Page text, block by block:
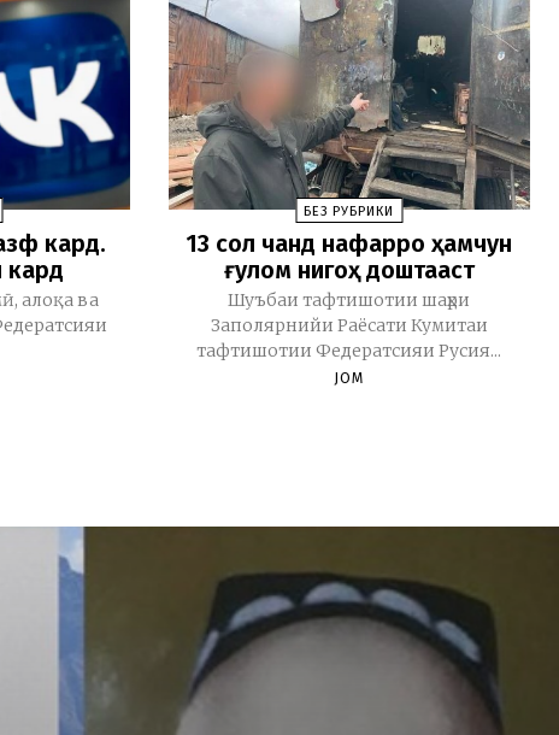
кард.
кард
алоқа ва
БЕЗ РУБРИКИ
13 cол чанд нафарро ҳамчун
ғулом нигоҳ доштааст
Шуъбаи тафтишотии шаҳри
Заполярнийи Раёсати Кумитаи
тафтишотии Федератсияи Русия...
JOM